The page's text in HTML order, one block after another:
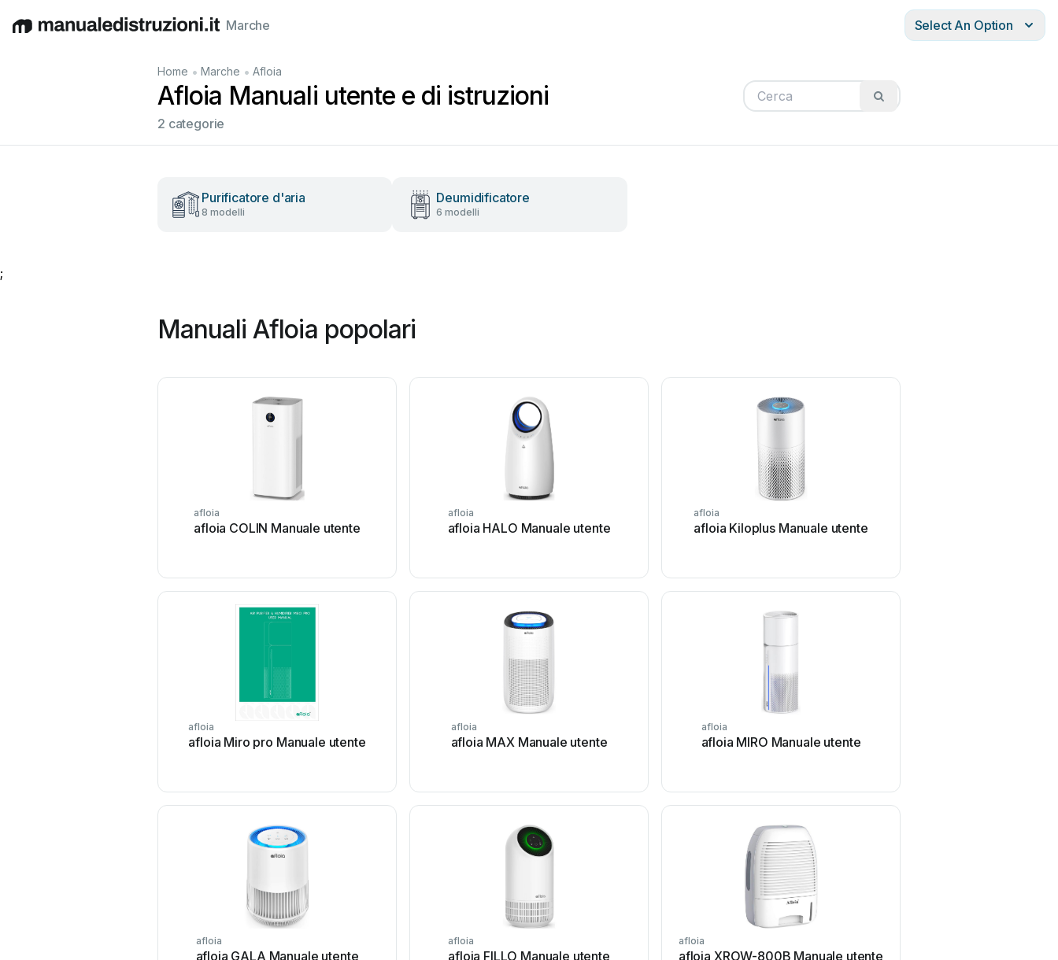
EnglishDeutschEspañol Italiano Français
Marche Select An Option
Home • Marche • Afloia
Afloia Manuali utente e di istruzioni
2 categorie
Purificatore d'aria
8 modelli
Deumidificatore
6 modelli
;
Manuali Afloia popolari
afloia
afloia COLIN Manuale utente
afloia
afloia HALO Manuale utente
afloia
afloia Kiloplus Manuale utente
afloia
afloia Miro pro Manuale utente
afloia
afloia MAX Manuale utente
afloia
afloia MIRO Manuale utente
afloia
afloia GALA Manuale utente
afloia
afloia FILLO Manuale utente
afloia
afloia XROW-800B Manuale utente